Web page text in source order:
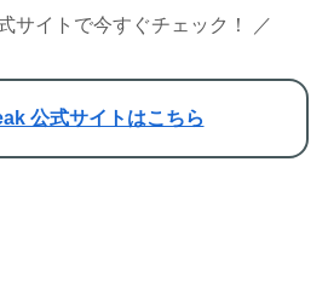
サイトで今すぐチェック！ ／
公式サイトはこちら